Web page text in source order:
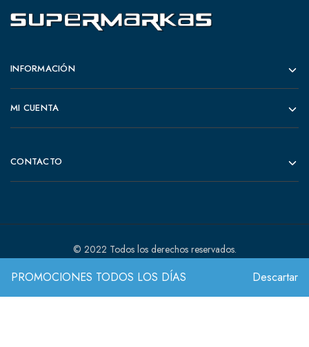
PROMOCIONES TODOS LOS DÍAS Descartar
INFORMACIÓN
MI CUENTA
CONTACTO
© 2022 Todos los derechos reservados.